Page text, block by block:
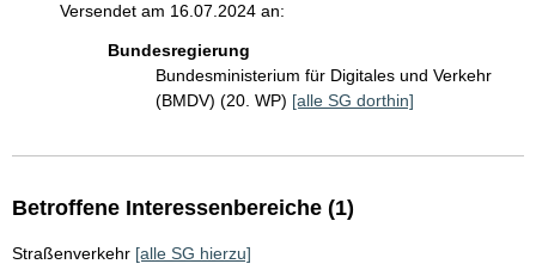
Versendet am 16.07.2024 an:
Bundesregierung
Bundesministerium für Digitales und Verkehr
(BMDV) (20. WP) [alle SG dorthin]
Betroffene Interessenbereiche (1)
Straßenverkehr [alle SG hierzu]